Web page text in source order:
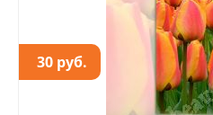
30 руб.